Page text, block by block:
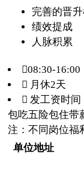
完善的晋升
绩效提成
人脉积累
08:30-16:00
 月休2天
 发工资时
包吃五险包住带
注：不同岗位福
单位地址